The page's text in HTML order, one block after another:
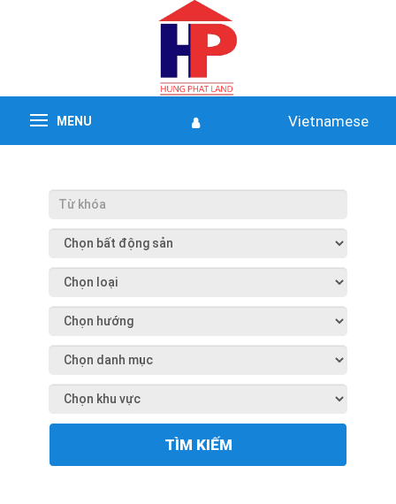
MENU Vietnamese
TÌM KIẾM